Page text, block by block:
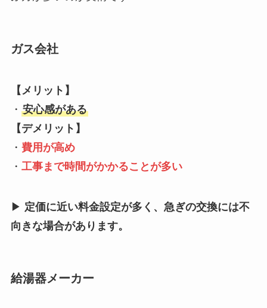
ガス会社
【メリット】
・ 安心感がある
【デメリット】
・ 費用が高め
・ 工事まで時間がかかることが多い
▶ 定価に近い料金設定が多く、急ぎの交換には不
向きな場合があります。
給湯器メーカー